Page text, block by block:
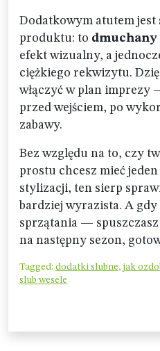
Dodatkowym atutem jest
produktu: to dmuchany
efekt wizualny, a
ciężkiego rekwizytu.
włączyć w plan
przed wejściem, po
zabawy.
Bez względu na to, czy
prostu chcesz mieć
stylizacji, ten sierp
bardziej wyrazista. A gdy
sprzątania — spuszczasz
na następny sezon,
Tagged: dodatki slubne, jak
slub wesele